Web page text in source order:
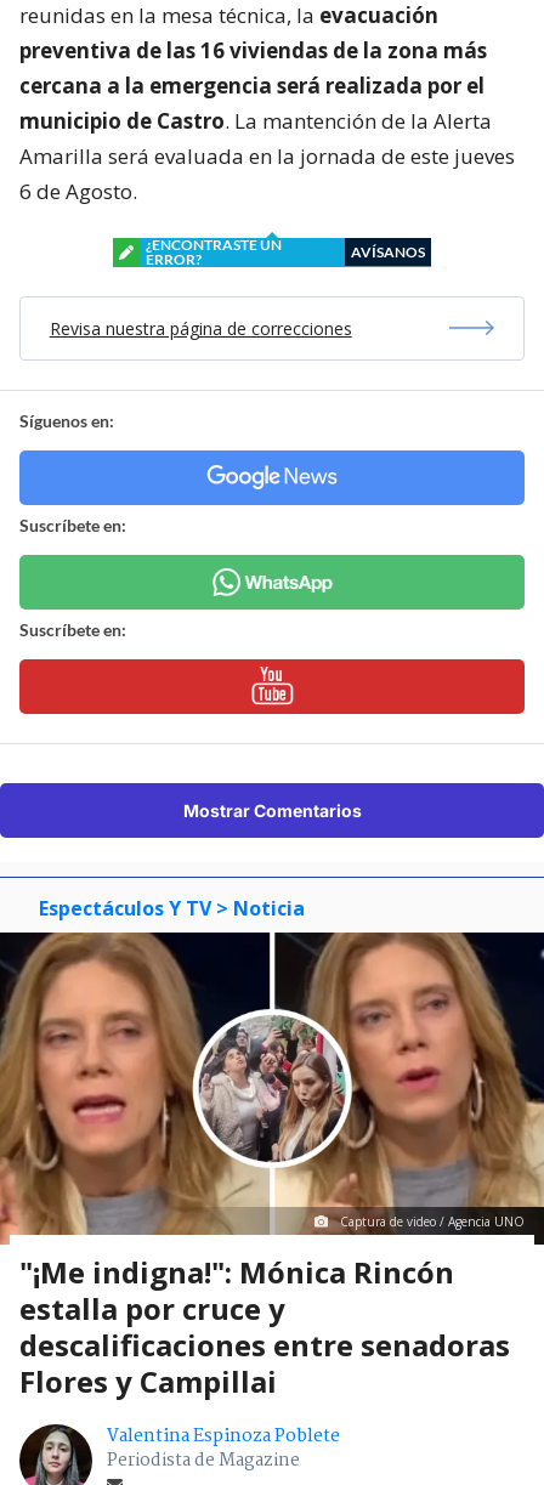
reunidas en la mesa técnica, la evacuación
preventiva de las 16 viviendas de la zona más
cercana a la emergencia será realizada por el
municipio de Castro. La mantención de la Alerta
Amarilla será evaluada en la jornada de este jueves
6 de Agosto.
¿ENCONTRASTE UN
ERROR?
AVÍSANOS
Revisa nuestra página de correcciones
Síguenos en:
Suscríbete en:
Suscríbete en:
Mostrar Comentarios
Espectáculos Y TV > Noticia
Captura de video / Agencia UNO
"¡Me indigna!": Mónica Rincón
estalla por cruce y
descalificaciones entre senadoras
Flores y Campillai
Valentina Espinoza Poblete
Periodista de Magazine